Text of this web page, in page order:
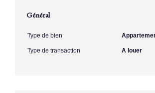
Général
Type de bien
Type de transaction A louer